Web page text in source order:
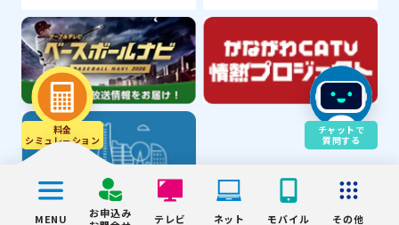
MENU
お申込み
テレビ ネット モバイル その他
料金
シミュレ－ション
チャットで
質問する